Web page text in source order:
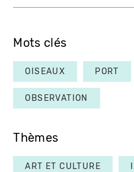
Mots clés
OISEAUX PORT
OBSERVATION
Thèmes
ART ET CULTURE